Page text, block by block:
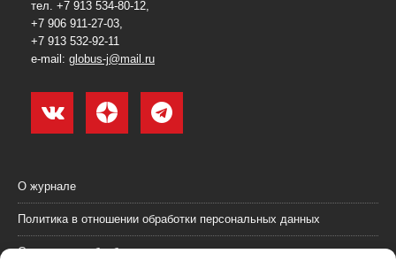
тел. +7 913 534-80-12,
+7 906 911-27-03,
+7 913 532-92-11
e-mail: globus-j@mail.ru
О журнале
Политика в отношении обработки персональных данных
Согласие на обработку персональных данных